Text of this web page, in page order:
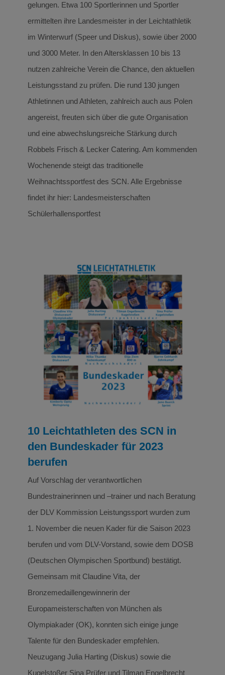
gelungen. Etwa 100 Sportlerinnen und Sportler
ermittelten ihre Landesmeister in der Leichtathletik
im Winterwurf (Speer und Diskus), sowie über 2000
und 3000 Meter. In den Altersklassen 10 bis 13
nutzen zahlreiche Verein die Chance, den aktuellen
Leistungsstand zu prüfen. Die rund 130 jungen
Athletinnen und Athleten, zahlreich auch aus Polen
angereist, freuten sich über die gute Organisation
und eine abwechslungsreiche Stärkung durch
Robbels Frisch & Lecker Catering. Am kommenden
Wochenende steigt das traditionelle
Weihnachtssportfest des SCN. Alle Ergebnisse
findet ihr hier: Landesmeisterschaften
Schülerhallensportfest
10 Leichtathleten des SCN in den Bundeskader
für 2023 berufen
Leichtathletik Leichtathletik Ergebnisse
10 Leichtathleten des SCN in
den Bundeskader für 2023
berufen
Auf Vorschlag der verantwortlichen
Bundestrainerinnen und –trainer und nach Beratung
der DLV Kommission Leistungssport wurden zum
1. November die neuen Kader für die Saison 2023
berufen und vom DLV-Vorstand, sowie dem DOSB
(Deutschen Olympischen Sportbund) bestätigt.
Gemeinsam mit Claudine Vita, der
Bronzemedaillengewinnerin der
Europameisterschaften von München als
Olympiakader (OK), konnten sich einige junge
Talente für den Bundeskader empfehlen.
Neuzugang Julia Harting (Diskus) sowie die
Kugelstoßer Sina Prüfer und Tilman Engelbrecht